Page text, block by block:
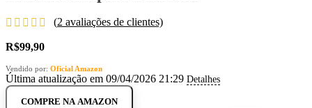
(2 avaliações de clientes)
R$99,90
Vendido por: Oficial Amazon
Última atualização em 09/04/2026 21:29 Detalhes
COMPRE NA AMAZON